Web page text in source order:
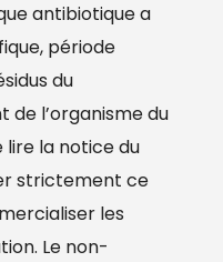
antibiotique a
période
du
de l’organisme du
lire la notice du
strictement ce
les
Le non-